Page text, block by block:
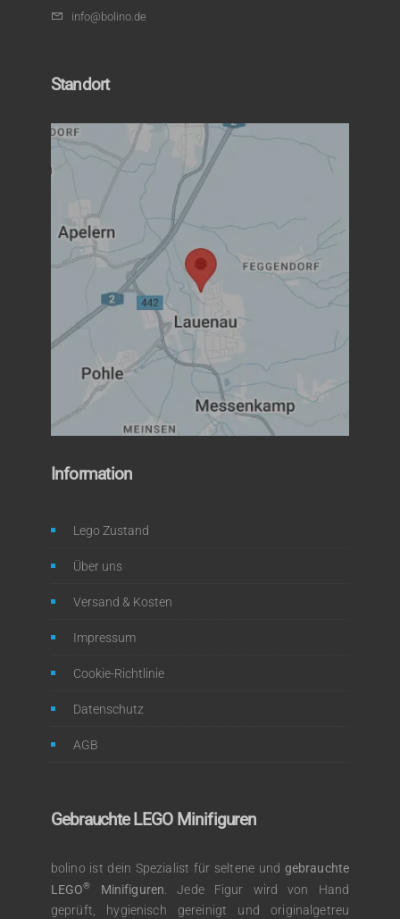
info@bolino.de
Standort
Information
Lego Zustand
Über uns
Versand & Kosten
Impressum
Cookie-Richtlinie
Datenschutz
AGB
Gebrauchte LEGO Minifiguren
bolino ist dein Spezialist für seltene und gebrauchte
LEGO® Minifiguren. Jede Figur wird von Hand
geprüft, hygienisch gereinigt und originalgetreu